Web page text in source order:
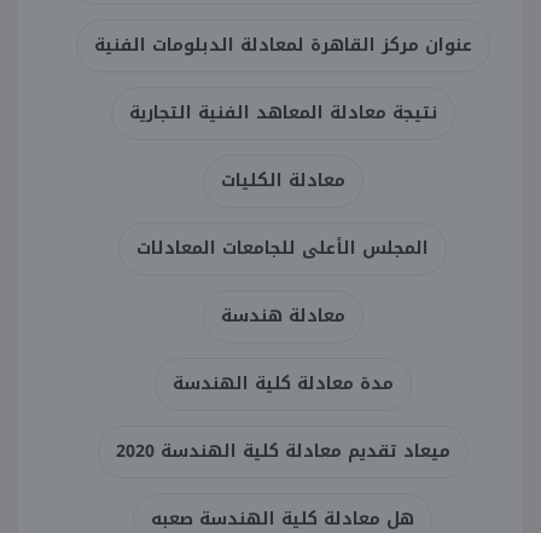
عنوان مركز القاهرة لمعادلة الدبلومات الفنية
نتيجة معادلة المعاهد الفنية التجارية
معادلة الكليات
المجلس الأعلى للجامعات المعادلات
معادلة هندسة
مدة معادلة كلية الهندسة
ميعاد تقديم معادلة كلية الهندسة 2020
هل معادلة كلية الهندسة صعبه